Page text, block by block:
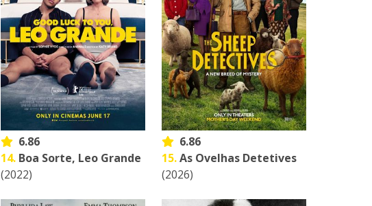
6.86
14. Boa Sorte, Leo Grande
(2022)
6.86
15.As Ovelhas Detetives
(2026)